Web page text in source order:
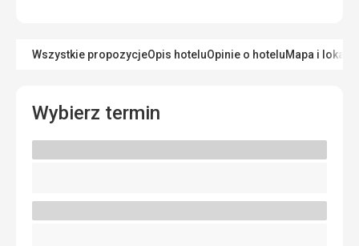
Wszystkie propozycjeOpis hoteluOpinie o hoteluMapa i
Wybierz termin